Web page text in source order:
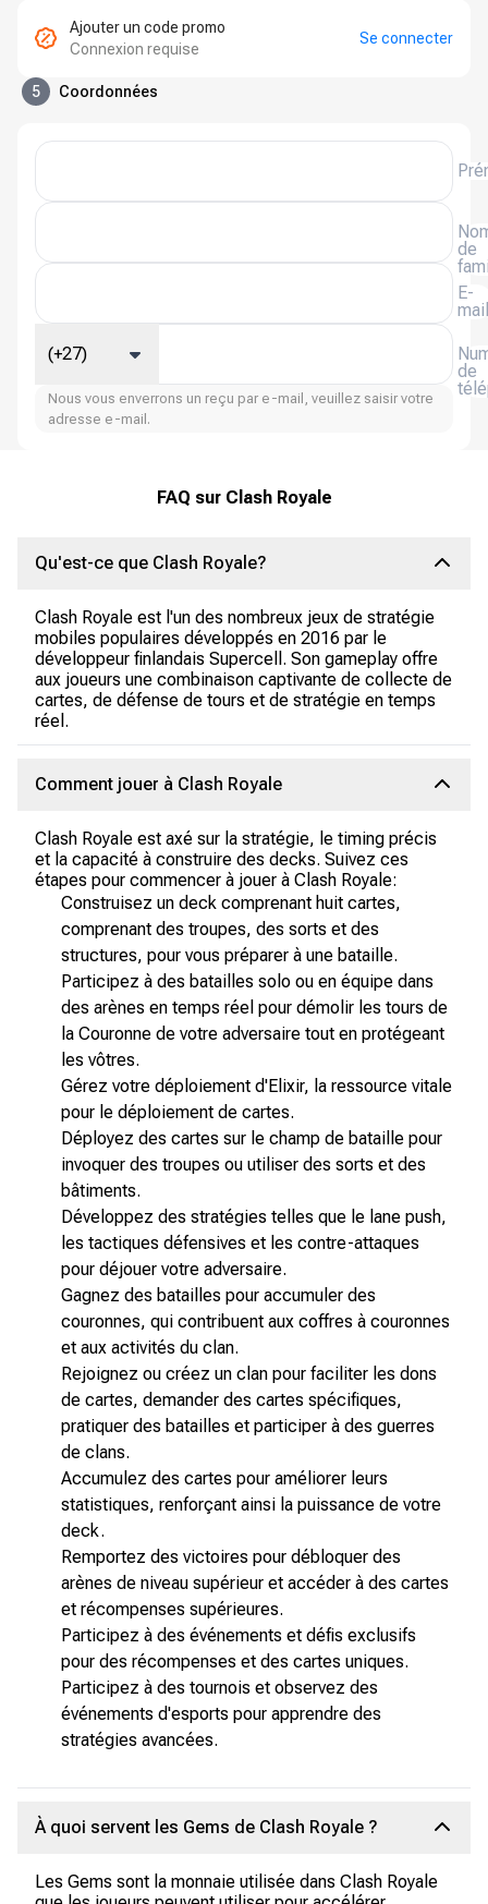
Ajouter un code promo
Connexion requise
Se connecter
5 Coordonnées
de
E-
mail
de
(+27)
Nous vous enverrons un reçu par e-mail, veuillez saisir votre
adresse e-mail.
FAQ sur Clash Royale
Qu'est-ce que Clash Royale?
Clash Royale est l'un des nombreux jeux de stratégie
mobiles populaires développés en 2016 par le
développeur finlandais Supercell. Son gameplay offre
aux joueurs une combinaison captivante de collecte de
cartes, de défense de tours et de stratégie en temps
réel.
Comment jouer à Clash Royale
Clash Royale est axé sur la stratégie, le timing précis
et la capacité à construire des decks. Suivez ces
étapes pour commencer à jouer à Clash Royale:
Construisez un deck comprenant huit cartes,
comprenant des troupes, des sorts et des
structures, pour vous préparer à une bataille.
Participez à des batailles solo ou en équipe dans
des arènes en temps réel pour démolir les tours de
la Couronne de votre adversaire tout en protégeant
les vôtres.
Gérez votre déploiement d'Elixir, la ressource vitale
pour le déploiement de cartes.
Déployez des cartes sur le champ de bataille pour
invoquer des troupes ou utiliser des sorts et des
bâtiments.
Développez des stratégies telles que le lane push,
les tactiques défensives et les contre-attaques
pour déjouer votre adversaire.
Gagnez des batailles pour accumuler des
couronnes, qui contribuent aux coffres à couronnes
et aux activités du clan.
Rejoignez ou créez un clan pour faciliter les dons
de cartes, demander des cartes spécifiques,
pratiquer des batailles et participer à des guerres
de clans.
Accumulez des cartes pour améliorer leurs
statistiques, renforçant ainsi la puissance de votre
deck.
Remportez des victoires pour débloquer des
arènes de niveau supérieur et accéder à des cartes
et récompenses supérieures.
Participez à des événements et défis exclusifs
pour des récompenses et des cartes uniques.
Participez à des tournois et observez des
événements d'esports pour apprendre des
stratégies avancées.
À quoi servent les Gems de Clash Royale ?
Les Gems sont la monnaie utilisée dans Clash Royale